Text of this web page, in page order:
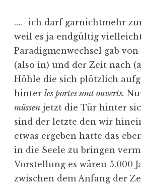
….- ich darf garnichtmehr
weil es ja endgültig
Paradigmenwechsel gab
(also in) und der Zeit nach
Höhle die sich plötzlich
hinter les portes sont ouverts.
müssen jetzt die Tür hinter
sind der letzte den wir
etwas ergeben hatte das
in die Seele zu bringen
Vorstellung es wären 5.000
zwischen dem Anfang der